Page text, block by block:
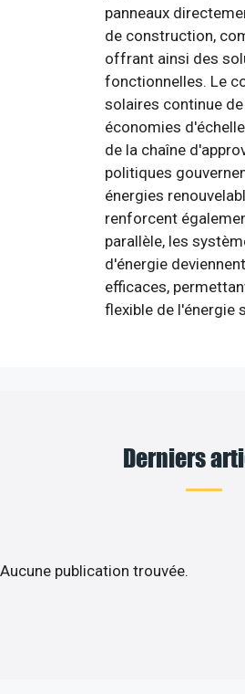
panneaux
de construction,
offrant ainsi des
fonctionnelles. Le
solaires continue
économies
de la chaîne
politiques
énergies
renforcent
parallèle, les
d'énergie
efficaces,
flexible de l'énergie
Derniers
Aucune publication trouvée.